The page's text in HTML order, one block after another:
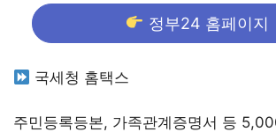
정부24 홈페이지
국세청 홈택스
주민등록등본, 가족관계증명서 등